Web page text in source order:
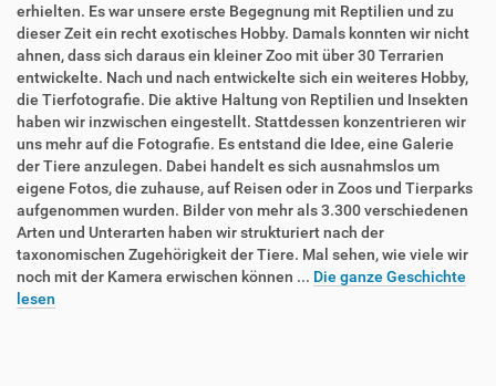
erhielten. Es war unsere erste Begegnung mit Reptilien und zu
dieser Zeit ein recht exotisches Hobby. Damals konnten wir nicht
ahnen, dass sich daraus ein kleiner Zoo mit über 30 Terrarien
entwickelte. Nach und nach entwickelte sich ein weiteres Hobby,
die Tierfotografie. Die aktive Haltung von Reptilien und Insekten
haben wir inzwischen eingestellt. Stattdessen konzentrieren wir
uns mehr auf die Fotografie. Es entstand die Idee, eine Galerie
der Tiere anzulegen. Dabei handelt es sich ausnahmslos um
eigene Fotos, die zuhause, auf Reisen oder in Zoos und Tierparks
aufgenommen wurden. Bilder von mehr als 3.300 verschiedenen
Arten und Unterarten haben wir strukturiert nach der
taxonomischen Zugehörigkeit der Tiere. Mal sehen, wie viele wir
noch mit der Kamera erwischen können ... Die ganze Geschichte
lesen